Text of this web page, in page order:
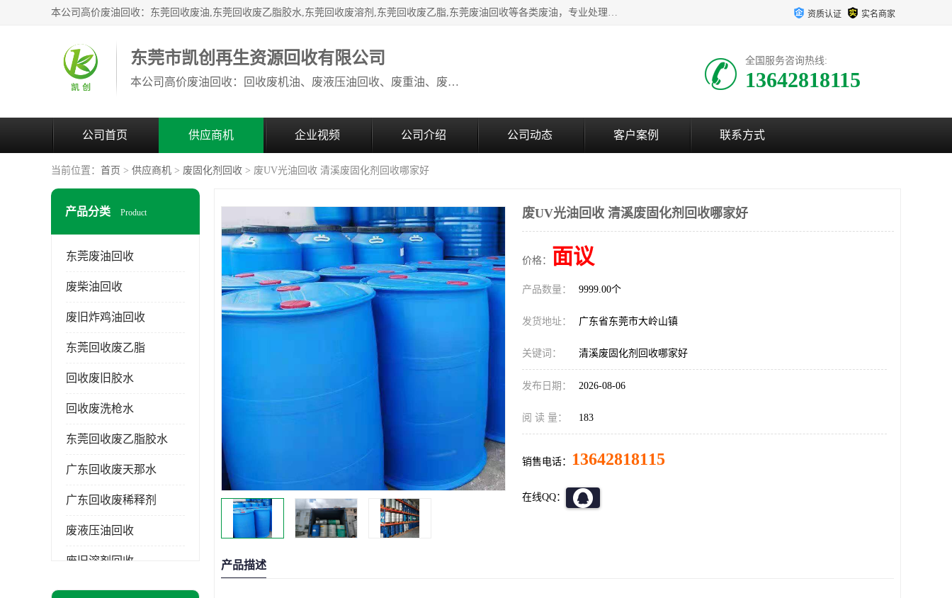
本公司高价废油回收：东莞回收废油,东莞回收废乙脂胶水,东莞回收废溶剂,东莞回收废乙脂,东莞废油回收等各类废油，专业处理从事化工产品研发与销售的综合型高科技服务性企业。我公司自成立以来，一直秉承“科技创新，立足诚信，感恩于心”的理念，力求设计与客户合作共赢的局面。在广大新老客户的大力支持下，我公司员工经过不懈努力，公司已快速发展成为国内知名化工企业。 资质认证 实名商家
东莞市凯创再生资源回收有限公司
本公司高价废油回收：回收废机油、废液压油回收、废重油、废食用油回收、废导热油、废、废油漆、废UV光油、废清、废白矿油、废变压器油
全国服务咨询热线:
13642818115
公司首页 供应商机 企业视频 公司介绍 公司动态 客户案例 联系方式
当前位置： 首页 > 供应商机 > 废固化剂回收 > 废UV光油回收 清溪废固化剂回收哪家好
产品分类 Product
东莞废油回收
废柴油回收
废旧炸鸡油回收
东莞回收废乙脂
回收废旧胶水
回收废洗枪水
东莞回收废乙脂胶水
广东回收废天那水
广东回收废稀释剂
废液压油回收
废旧溶剂回收
东莞回收废溶剂
废UV光油回收 清溪废固化剂回收哪家好
价格： 面议
产品数量： 9999.00个
发货地址： 广东省东莞市大岭山镇
关键词： 清溪废固化剂回收哪家好
发布日期： 2026-08-06
阅 读 量： 183
销售电话： 13642818115
在线QQ：
产品描述